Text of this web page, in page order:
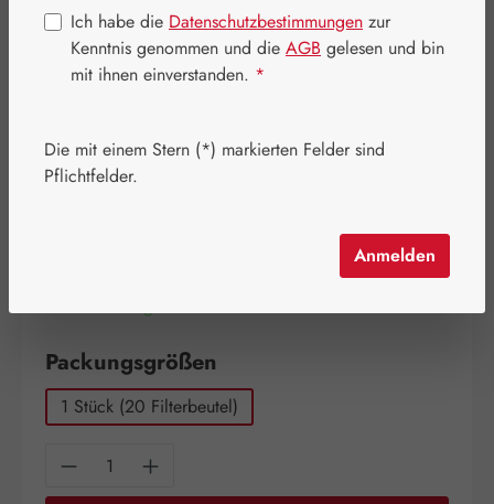
Regulärer Preis:
6,70 €
Packungsgrößen
1 Stück (20 Filterbeutel)
Produkt Anzahl: Gib den gewünschten
Ich habe die Datenschutzbestimmungen zur
Kenntnis genommen und die AGB gelesen und bin
mit ihnen einverstanden. *
Die mit einem Stern (*) markierten Felder sind
Pflichtfelder.
Anmelden